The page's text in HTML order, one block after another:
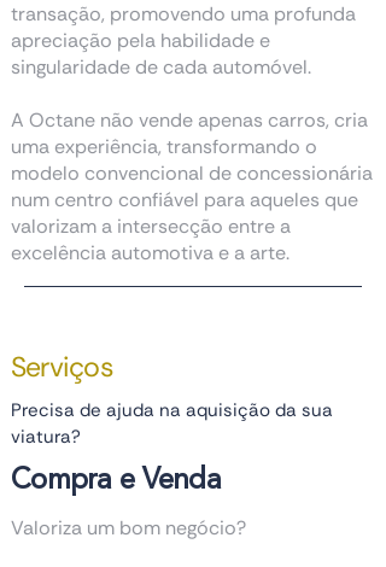
transação, promovendo uma profunda
apreciação pela habilidade e
singularidade de cada automóvel.
A Octane não vende apenas carros, cria
uma experiência, transformando o
modelo convencional de concessionária
num centro confiável para aqueles que
valorizam a intersecção entre a
excelência automotiva e a arte.
Serviços
Precisa de ajuda na aquisição da sua
viatura?
Compra e Venda
Valoriza um bom negócio?